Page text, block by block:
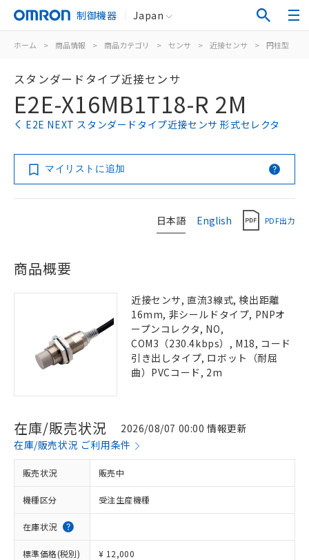
制御機器 Japan
ホーム > 商品情報 > 商品カテゴリ > センサ > 近接センサ > 円柱型
スタンダードタイプ近接センサ
E2E-X16MB1T18-R 2M
E2E NEXT スタンダードタイプ近接センサ 形式セレクタ
マイリストに追加
日本語 English PDF出力
商品概要
近接センサ, 直流3線式, 検出距離
16mm, 非シールドタイプ, PNPオ
ープンコレクタ, NO,
COM3（230.4kbps）, M18, コード
引き出しタイプ, ロボット（耐屈
曲）PVCコード, 2m
在庫/販売状況
2026/08/07 00:00 情報更新
在庫/販売状況 ご利用条件
販売状況 販売中
機種区分 受注生産機種
在庫状況
標準価格(税別) ¥ 12,000